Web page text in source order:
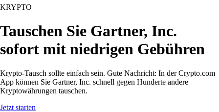
KRYPTO
Tauschen Sie Gartner, Inc.
sofort mit niedrigen Gebühren
Krypto-Tausch sollte einfach sein. Gute Nachricht: In der Crypto.com
App können Sie Gartner, Inc. schnell gegen Hunderte andere
Kryptowährungen tauschen.
Jetzt starten